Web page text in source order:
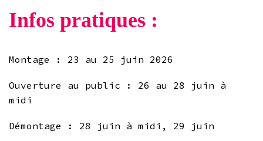
Infos pratiques :
Montage : 23 au 25 juin 2026
Ouverture au public : 26 au 28 juin à
midi
Démontage : 28 juin à midi, 29 juin